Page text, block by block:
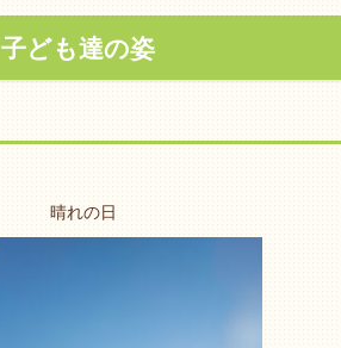
子ども達の姿
晴れの日